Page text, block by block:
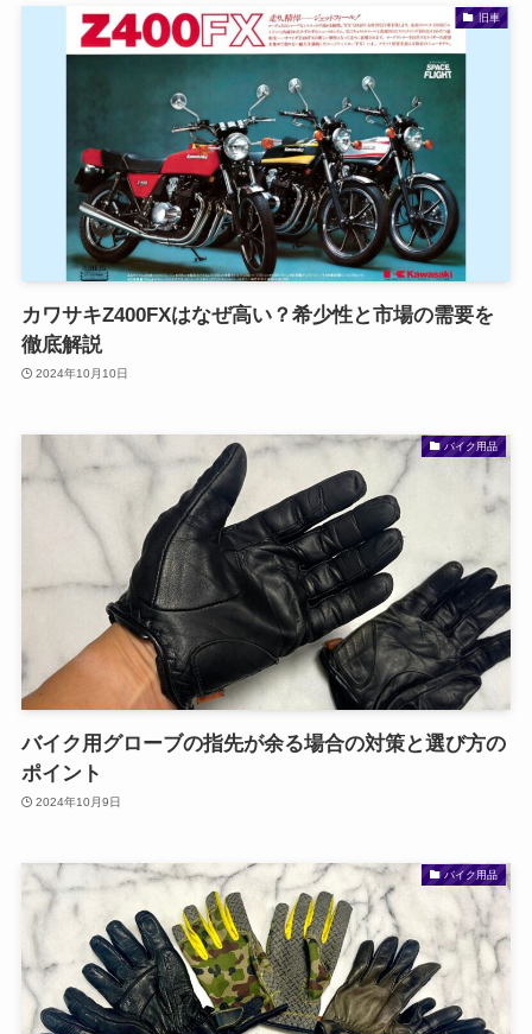
旧車
カワサキZ400FXはなぜ高い？希少性と市場の需要を
徹底解説
2024年10月10日
バイク用品
バイク用グローブの指先が余る場合の対策と選び方の
ポイント
2024年10月9日
バイク用品